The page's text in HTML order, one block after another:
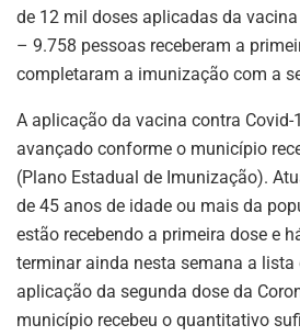
de 12 mil doses aplicadas da
– 9.758 pessoas receberam a
completaram a imunização com a
A aplicação da vacina contra Covid-
avançado conforme o município
(Plano Estadual de Imunização).
de 45 anos de idade ou mais da
estão recebendo a primeira dose e
terminar ainda nesta semana a lista
aplicação da segunda dose da
município recebeu o quantitativo